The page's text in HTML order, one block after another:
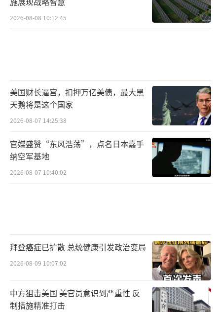
2026-08-08 10:12:45
美国财长逼宫，扣押万亿美债，最大黑
天鹅将是这个国家
2026-08-07 14:25:38
官媒盛赞“东风浩荡”，点名日本嘉手
纳空军基地
2026-08-07 10:40:02
拜登癌症已扩散 总统健康引发政治变局
2026-08-09 10:07:02
中方狙击美国 美官员意识到严重性 反
制措施精准打击